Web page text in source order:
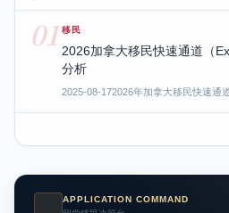
01 移民
2026加拿大移民快速通道（
分析
2025-08-172026年加拿大移民快速通
APPLICATION COMMAND